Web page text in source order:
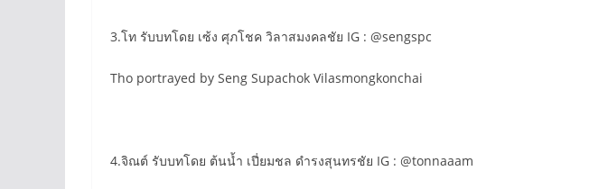
3.โท รับบทโดย เซ้ง ศุภโชค วิลาสมงคลชัย IG : @sengspc
Tho portrayed by Seng Supachok Vilasmongkonchai
4.จิณต์ รับบทโดย ต้นน้ำ เปี่ยมชล ดำรงสุนทรชัย IG : @tonnaaam